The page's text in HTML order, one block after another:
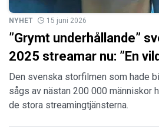
NYHET 15 juni 2026
”Grymt underhållande”
2025 streamar nu: ”En
Den svenska storfilmen som hade
sågs av nästan 200 000 människor
de stora streamingtjänsterna.